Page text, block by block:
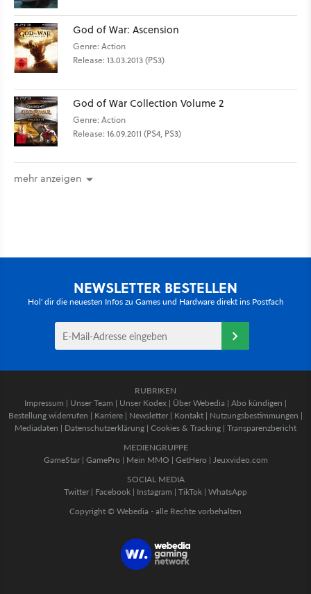
God of War: Ascension
Genre: Action
Release: 13.03.2013 (PS3)
God of War Collection Volume 2
Genre: Action
Release: 16.09.2011 (PS4, PS3)
mehr anzeigen
NEWSLETTER BESTELLEN
Hol' dir die neuesten Infos zu Games und Hardware direkt ins Postfach
RUBRIKEN
Impressum | Unser Team | Unser Kodex | Über Webedia | Abo kündigen |
Bestellung widerrufen | Karriere | Newsletter | Kontakt | Nutzungsbestimmungen |
Mediadaten | Datenschutzerklärung | Cookies & Tracking | Transparenzbericht
MEDIENGRUPPE
GameStar| GamePro | Mein MMO | GetHero | Jeuxvideo.com
SOCIAL MEDIA
Twitter | Facebook | Instagram | TikTok | WhatsApp
Copyright © Webedia - alle Rechte vorbehalten